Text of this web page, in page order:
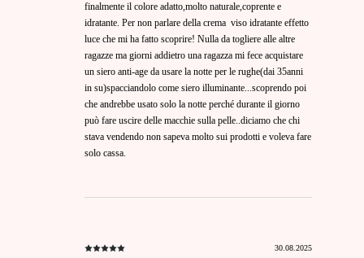
finalmente il colore adatto,molto naturale,coprente e
idratante. Per non parlare della crema viso idratante effetto
luce che mi ha fatto scoprire! Nulla da togliere alle altre
ragazze ma giorni addietro una ragazza mi fece acquistare
un siero anti-age da usare la notte per le rughe(dai 35anni
in su)spacciandolo come siero illuminante...scoprendo poi
che andrebbe usato solo la notte perché durante il giorno
può fare uscire delle macchie sulla pelle..diciamo che chi
stava vendendo non sapeva molto sui prodotti e voleva fare
solo cassa.
30.08.2025